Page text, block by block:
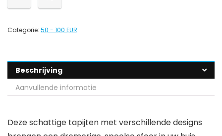
Categorie: 50 - 100 EUR
Beschrijving
Aanvullende informatie
Deze schattige tapijten met verschillende designs